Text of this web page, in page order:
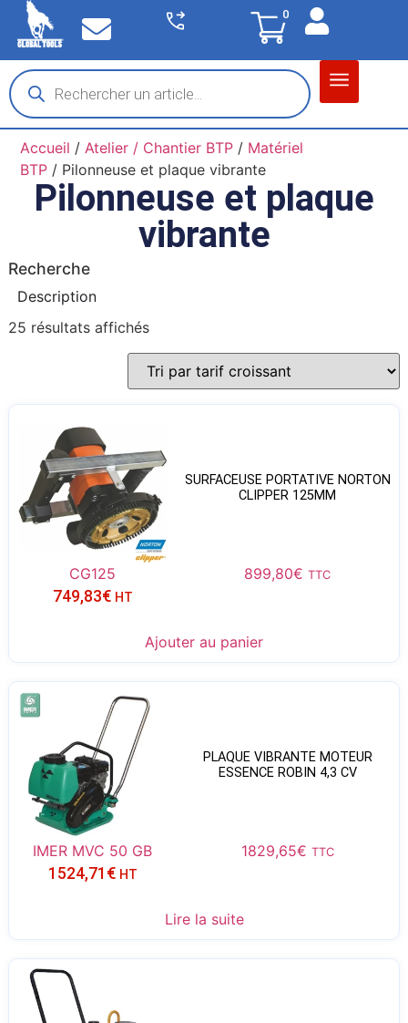
0
Accueil / Atelier / Chantier BTP / Matériel
BTP / Pilonneuse et plaque vibrante
Pilonneuse et plaque
vibrante
Recherche
Description
25 résultats affichés
SURFACEUSE PORTATIVE NORTON
CLIPPER 125MM
CG125 899,80€ TTC
749,83€ HT
Ajouter au panier
PLAQUE VIBRANTE MOTEUR
ESSENCE ROBIN 4,3 CV
IMER MVC 50 GB 1829,65€ TTC
1524,71 € HT
Lire la suite